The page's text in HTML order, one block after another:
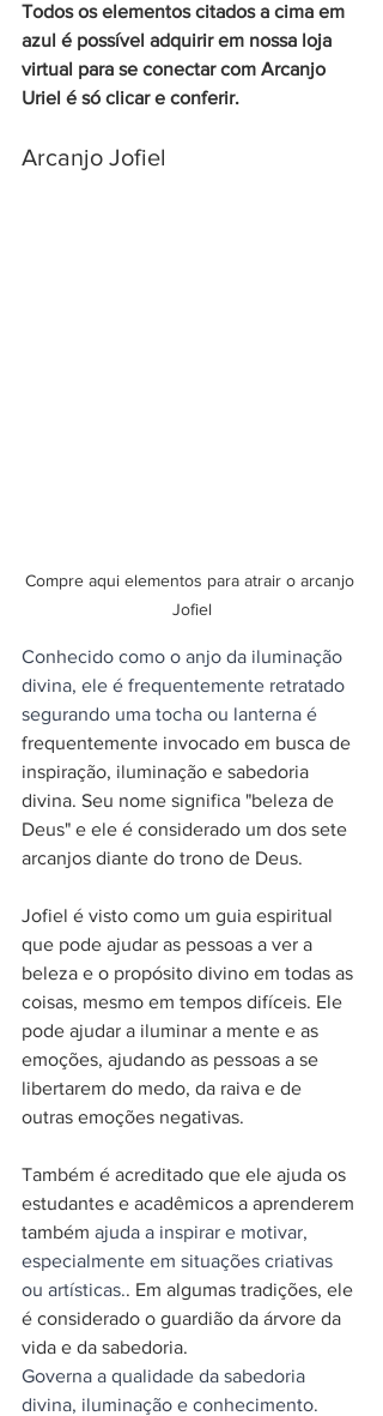
Todos os elementos citados a cima em
azul é possível adquirir em nossa loja
virtual para se conectar com Arcanjo
Uriel é só clicar e conferir.
Arcanjo Jofiel
Compre aqui elementos para atrair o arcanjo
Jofiel
Conhecido como o anjo da iluminação
divina, ele é frequentemente retratado
segurando uma tocha ou lanterna é
frequentemente invocado em busca de
inspiração, iluminação e sabedoria
divina. Seu nome significa "beleza de
Deus" e ele é considerado um dos sete
arcanjos diante do trono de Deus.
Jofiel é visto como um guia espiritual
que pode ajudar as pessoas a ver a
beleza e o propósito divino em todas as
coisas, mesmo em tempos difíceis. Ele
pode ajudar a iluminar a mente e as
emoções, ajudando as pessoas a se
libertarem do medo, da raiva e de
outras emoções negativas.
Também é acreditado que ele ajuda os
estudantes e acadêmicos a aprenderem
também ajuda a inspirar e motivar,
especialmente em situações criativas
ou artísticas.. Em algumas tradições, ele
é considerado o guardião da árvore da
vida e da sabedoria.
Governa a qualidade da sabedoria
divina, iluminação e conhecimento.